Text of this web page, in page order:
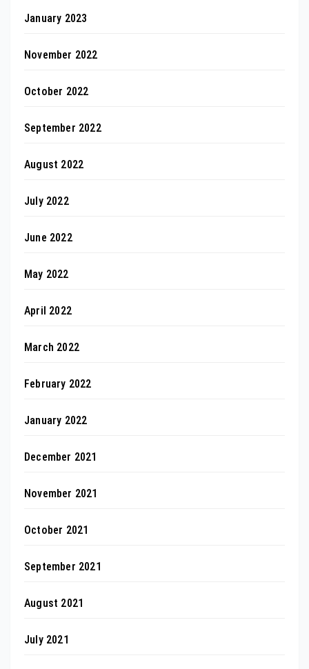
January 2023
November 2022
October 2022
September 2022
August 2022
July 2022
June 2022
May 2022
April 2022
March 2022
February 2022
January 2022
December 2021
November 2021
October 2021
September 2021
August 2021
July 2021